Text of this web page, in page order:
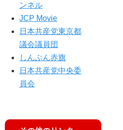
ンネル
JCP Movie
日本共産党東京都
議会議員団
しんぶん赤旗
日本共産党中央委
員会